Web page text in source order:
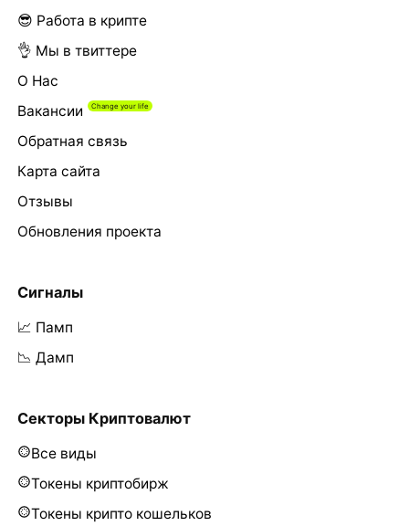
😎 Работа в крипте
👌 Мы в твиттере
О Нас
Вакансии
Обратная связь
Карта сайта
Отзывы
Обновления проекта
Сигналы
📈 Памп
📉 Дамп
Секторы Криптовалют
Все виды
Токены криптобирж
Токены крипто кошельков